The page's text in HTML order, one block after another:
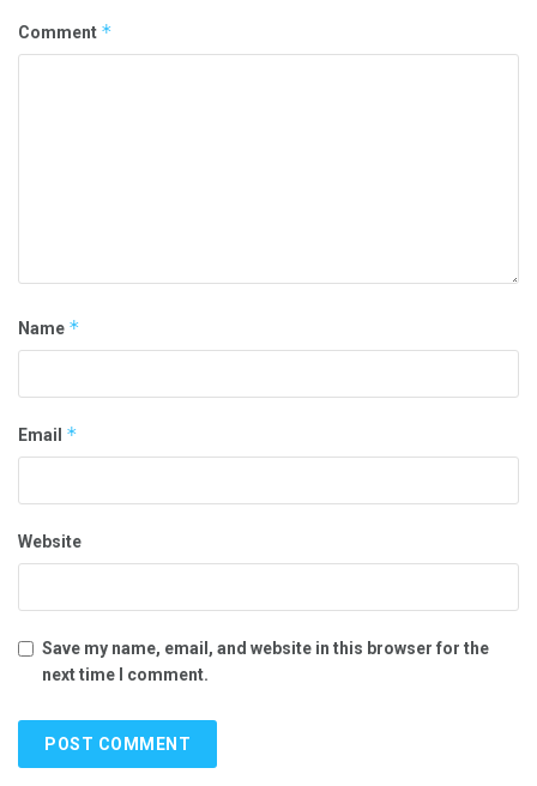
Comment *
Name *
Email *
Website
Save my name, email, and website in this browser for the
next time I comment.